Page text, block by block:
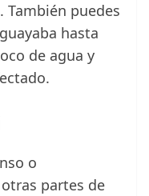
También puedes
hasta
de agua y
o
partes de